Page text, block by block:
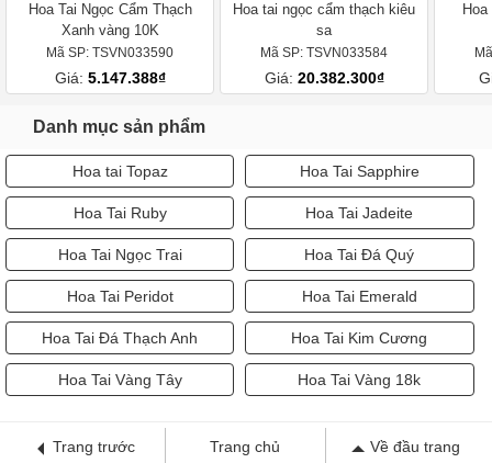
Hoa Tai Ngọc Cẩm Thạch
Xanh vàng 10K
Mã SP: TSVN033590
Giá: 5.147.388₫
Hoa tai ngọc cẩm thạch kiêu
sa
Mã SP: TSVN033584
Giá: 20.382.300₫
Danh mục sản phẩm
Hoa tai Topaz Hoa Tai Sapphire
Hoa Tai Ruby Hoa Tai Jadeite
Hoa Tai Ngọc Trai Hoa Tai Đá Quý
Hoa Tai Peridot Hoa Tai Emerald
Hoa Tai Đá Thạch Anh Hoa Tai Kim Cương
Hoa Tai Vàng Tây Hoa Tai Vàng 18k
Trang trước Trang chủ Về đầu trang